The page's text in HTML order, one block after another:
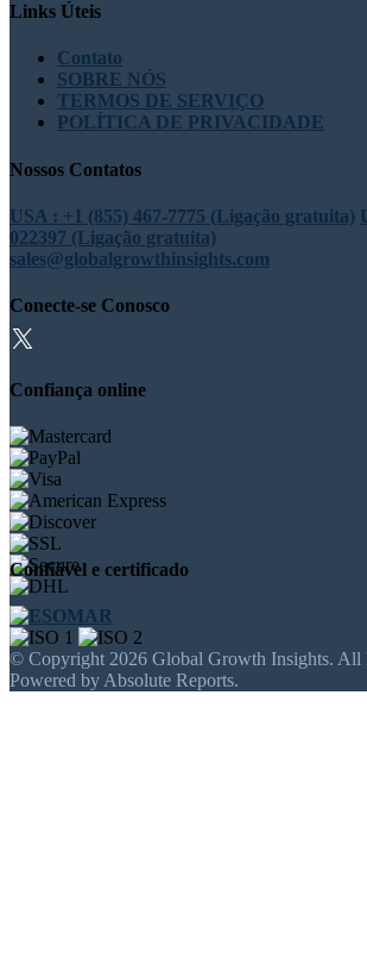
Links Úteis
Contato
SOBRE NÓS
TERMOS DE SERVIÇO
POLÍTICA DE PRIVACIDADE
Nossos Contatos
USA : +1 (855) 467-7775 (Ligação gratuita)
022397 (Ligação gratuita)
sales@globalgrowthinsights.com
Conecte-se Conosco
Confiança online
Confiável e certificado
© Copyright 2026 Global Growth Insights. All
Powered by Absolute Reports.